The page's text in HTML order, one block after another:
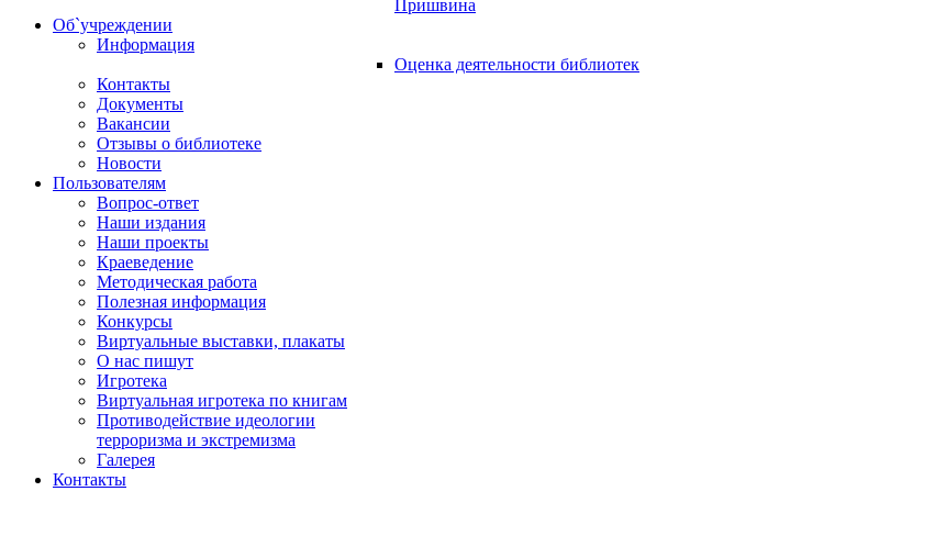
Пришвина
Об`учреждении
Информация
Оценка деятельности библиотек
Контакты
Документы
Вакансии
Отзывы о библиотеке
Новости
Пользователям
Вопрос-ответ
Наши издания
Наши проекты
Краеведение
Методическая работа
Полезная информация
Конкурсы
Виртуальные выставки, плакаты
О нас пишут
Игротека
Виртуальная игротека по книгам
Противодействие идеологии
терроризма и экстремизма
Галерея
Контакты